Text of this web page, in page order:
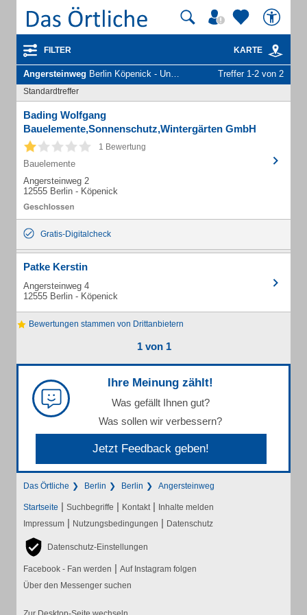
FILTER KARTE
Angersteinweg Berlin Köpenick - Unternehmen und Personen Treffer 1-2 von 2
Standardtreffer
Bading Wolfgang
Bauelemente,Sonnenschutz,Wintergärten GmbH
1 Bewertung
Bauelemente
Angersteinweg 2
12555 Berlin - Köpenick
Gratis-Digitalcheck
Patke Kerstin
Angersteinweg 4
12555 Berlin - Köpenick
Bewertungen stammen von Drittanbietern
1 von 1
Ihre Meinung zählt!
Was gefällt Ihnen gut?
Was sollen wir verbessern?
Jetzt Feedback geben!
Das Örtliche Berlin Berlin Angersteinweg
Startseite | Suchbegriffe | Kontakt | Inhalte melden
Impressum | Nutzungsbedingungen | Datenschutz
Datenschutz-Einstellungen
Facebook - Fan werden | Auf Instagram folgen
Über den Messenger suchen